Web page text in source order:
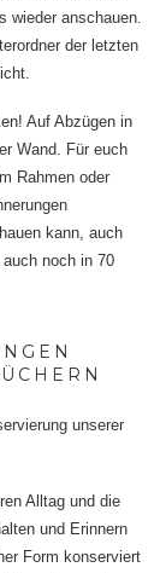
wieder anschauen.
der letzten
Auf Abzügen in
Wand. Für euch
Rahmen oder
kann, auch
noch in 70
unserer
Alltag und die
und Erinnern
Form konserviert